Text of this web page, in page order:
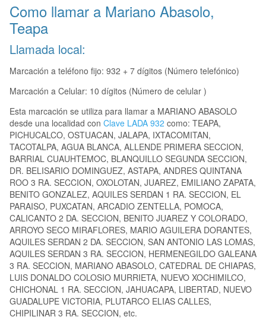
Como llamar a Mariano Abasolo,
Teapa
Llamada local:
Marcación a teléfono fijo: 932 + 7 dígitos (Número telefónico)
Marcación a Celular: 10 dígitos (Número de celular )
Esta marcación se utiliza para llamar a MARIANO ABASOLO
desde una localidad con Clave LADA 932 como: TEAPA,
PICHUCALCO, OSTUACAN, JALAPA, IXTACOMITAN,
TACOTALPA, AGUA BLANCA, ALLENDE PRIMERA SECCION,
BARRIAL CUAUHTEMOC, BLANQUILLO SEGUNDA SECCION,
DR. BELISARIO DOMINGUEZ, ASTAPA, ANDRES QUINTANA
ROO 3 RA. SECCION, OXOLOTAN, JUAREZ, EMILIANO ZAPATA,
BENITO GONZALEZ, AQUILES SERDAN 1 RA. SECCION, EL
PARAISO, PUXCATAN, ARCADIO ZENTELLA, POMOCA,
CALICANTO 2 DA. SECCION, BENITO JUAREZ Y COLORADO,
ARROYO SECO MIRAFLORES, MARIO AGUILERA DORANTES,
AQUILES SERDAN 2 DA. SECCION, SAN ANTONIO LAS LOMAS,
AQUILES SERDAN 3 RA. SECCION, HERMENEGILDO GALEANA
3 RA. SECCION, MARIANO ABASOLO, CATEDRAL DE CHIAPAS,
LUIS DONALDO COLOSIO MURRIETA, NUEVO XOCHIMILCO,
CHICHONAL 1 RA. SECCION, JAHUACAPA, LIBERTAD, NUEVO
GUADALUPE VICTORIA, PLUTARCO ELIAS CALLES,
CHIPILINAR 3 RA. SECCION, etc.